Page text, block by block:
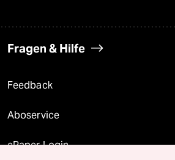
Fragen & Hilfe
Feedback
Aboservice
ePaper Login